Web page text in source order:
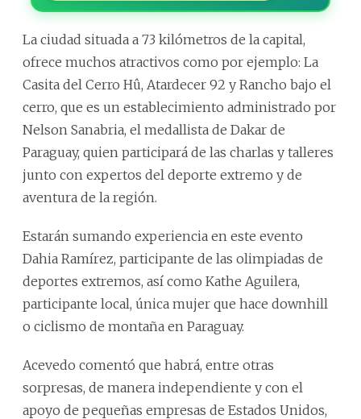
La ciudad situada a 73 kilómetros de la capital,
ofrece muchos atractivos como por ejemplo: La
Casita del Cerro Hû, Atardecer 92 y Rancho bajo el
cerro, que es un establecimiento administrado por
Nelson Sanabria, el medallista de Dakar de
Paraguay, quien participará de las charlas y talleres
junto con expertos del deporte extremo y de
aventura de la región.
Estarán sumando experiencia en este evento
Dahia Ramírez, participante de las olimpiadas de
deportes extremos, así como Kathe Aguilera,
participante local, única mujer que hace downhill
o ciclismo de montaña en Paraguay.
Acevedo comentó que habrá, entre otras
sorpresas, de manera independiente y con el
apoyo de pequeñas empresas de Estados Unidos,